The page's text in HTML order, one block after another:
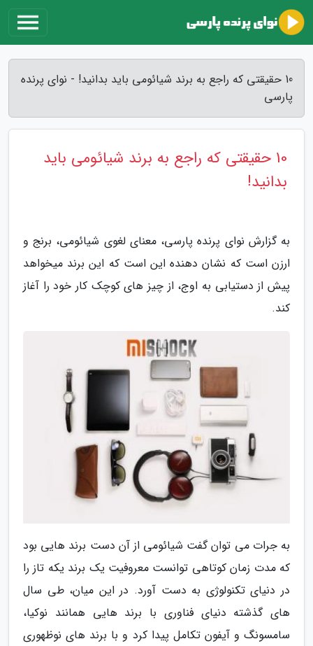
10 حقیقتی که راجع به برند شیائومی باید بدانید! - نوای پرنده
پارسی
10 حقیقتی که راجع به برند شیائومی باید
بدانید!
به گزارش نوای پرنده پارسی، معنای لغوی شیائومی، برنج و
ارزن است که نشان دهنده این است که این برند میخواهد
پیش از دستیابی به اوج، از چیز های کوچک کار خود را آغاز
کند.
به جرات می توان گفت شیائومی از آن دست برند هایی بود
که مدت زمان کوتاهی توانست معروفیت یک برند یکه تاز را
در دنیای تکنولوژی به دست آورد. در این میان، طی سال
های گذشته دنیای فناوری با برند هایی همانند نوکیا،
سامسونگ و آیفون تکامل پیدا کرد و با برند های نوظهوری